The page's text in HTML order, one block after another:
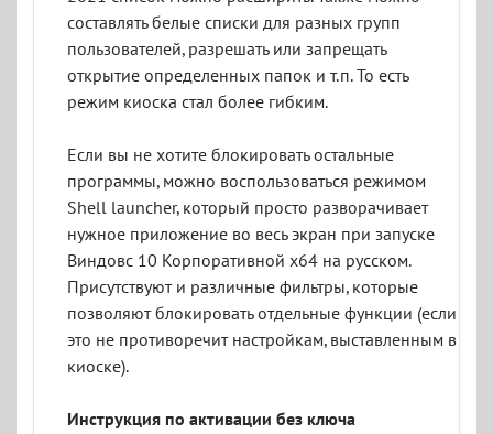
составлять белые списки для разных групп
пользователей, разрешать или запрещать
открытие определенных папок и т.п. То есть
режим киоска стал более гибким.
Если вы не хотите блокировать остальные
программы, можно воспользоваться режимом
Shell launcher, который просто разворачивает
нужное приложение во весь экран при запуске
Виндовс 10 Корпоративной x64 на русском.
Присутствуют и различные фильтры, которые
позволяют блокировать отдельные функции (если
это не противоречит настройкам, выставленным в
киоске).
Инструкция по активации без ключа